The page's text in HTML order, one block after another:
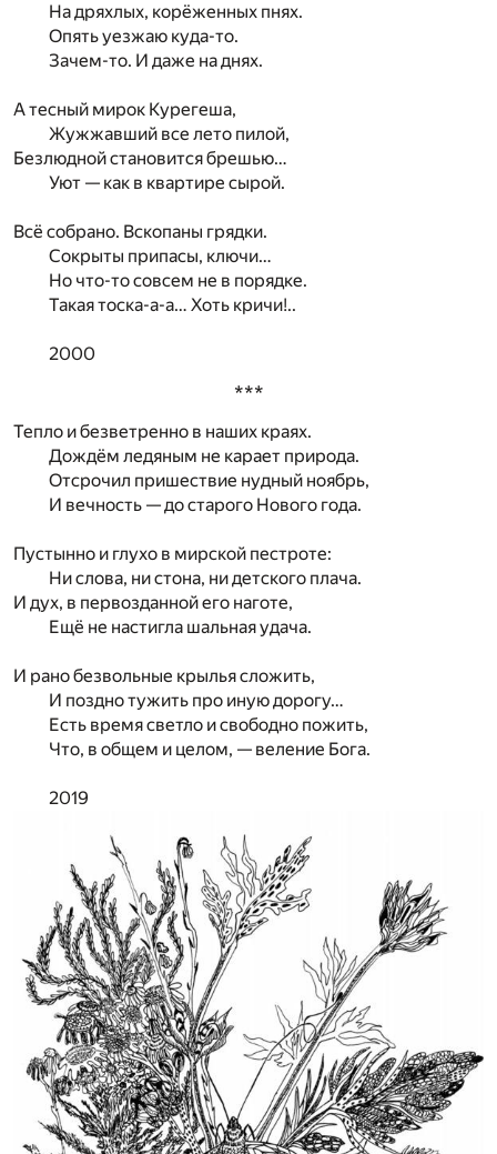
На дряхлых, корёженных пнях.
Опять уезжаю куда-то.
Зачем-то. И даже на днях.
А тесный мирок Курегеша,
Жужжавший все лето пилой,
Безлюдной становится брешью…
Уют — как в квартире сырой.
Всё собрано. Вскопаны грядки.
Сокрыты припасы, ключи…
Но что-то совсем не в порядке.
Такая тоска-а-а… Хоть кричи!..
2000
***
Тепло и безветренно в наших краях.
Дождём ледяным не карает природа.
Отсрочил пришествие нудный ноябрь,
И вечность — до старого Нового года.
Пустынно и глухо в мирской пестроте:
Ни слова, ни стона, ни детского плача.
И дух, в первозданной его наготе,
Ещё не настигла шальная удача.
И рано безвольные крылья сложить,
И поздно тужить про иную дорогу…
Есть время светло и свободно пожить,
Что, в общем и целом, — веление Бога.
2019